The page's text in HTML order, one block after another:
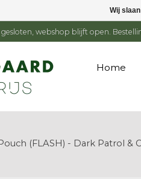
gesloten, webshop blijft open.
Home
(FLASH) - Dark Patrol &
Wij